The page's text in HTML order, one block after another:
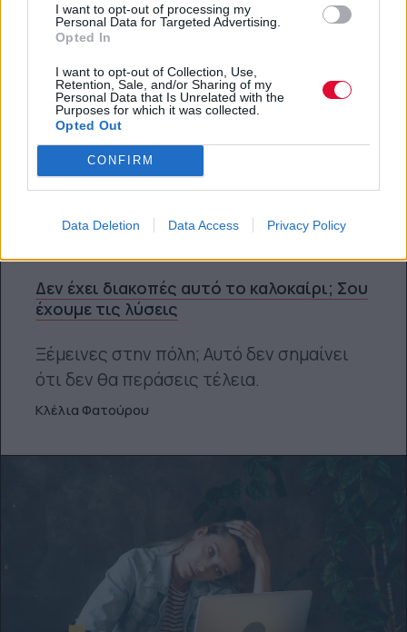
I want to opt-out of processing my
Personal Data for Targeted Advertising.
Opted In
I want to opt-out of Collection, Use,
Retention, Sale, and/or Sharing of my
Personal Data that Is Unrelated with the
Purposes for which it was collected.
Opted Out
CONFIRM
Data Deletion Data Access Privacy Policy
Δεν έχει διακοπές αυτό το καλοκαίρι; Σου
έχουμε τις λύσεις
Ξέμεινες στην πόλη; Αυτό δεν σημαίνει
ότι δεν θα περάσεις τέλεια.
Κλέλια Φατούρου